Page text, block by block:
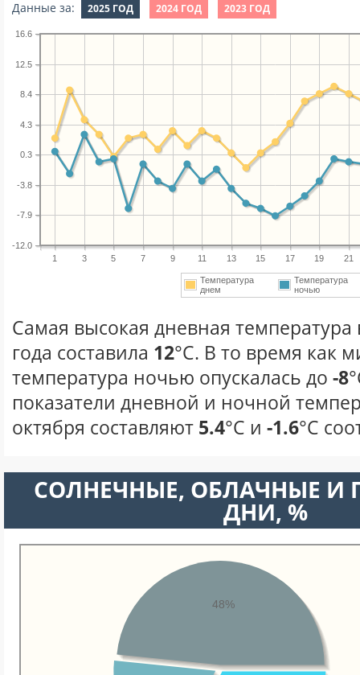
Данные за: 2025 ГОД 2024 ГОД 2023 ГОД
1 3 5 7 9 11 13 15 17 19 21
-12.0
-7.9
-3.8
0.3
4.3
8.4
12.5
16.6
Температура
днем
Температура
ночью
Самая высокая дневная температура
года составила 12°С. В то время как
температура ночью опускалась до -8
показатели дневной и ночной
октября составляют 5.4°С и -1.6°С
CОЛНЕЧНЫЕ, ОБЛАЧНЫЕ И
ДНИ, %
48%